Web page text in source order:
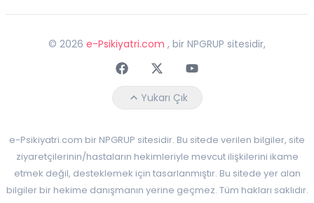
© 2026 e-Psikiyatri.com , bir NPGRUP sitesidir,
FaceebokTwitterYoutube
Yukarı Çık
e-Psikiyatri.com bir NPGRUP sitesidir. Bu sitede verilen bilgiler, site
ziyaretçilerinin/hastaların hekimleriyle mevcut ilişkilerini ikame
etmek değil, desteklemek için tasarlanmıştır. Bu sitede yer alan
bilgiler bir hekime danışmanın yerine geçmez. Tüm hakları saklıdır.